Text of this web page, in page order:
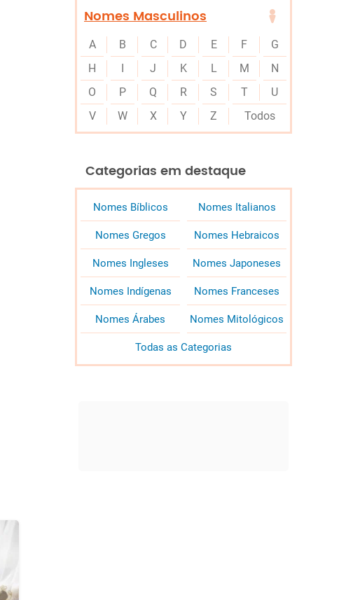
Nomes Masculinos
A B C D E F
G
H
I J K L M
N
O
P Q R S T
U
V
W X Y Z Todos
Categorias em destaque
Nomes Bíblicos Nomes Italianos
Nomes Gregos Nomes Hebraicos
Nomes Ingleses Nomes Japoneses
Nomes Indígenas Nomes Franceses
Nomes Árabes Nomes Mitológicos
Todas as Categorias